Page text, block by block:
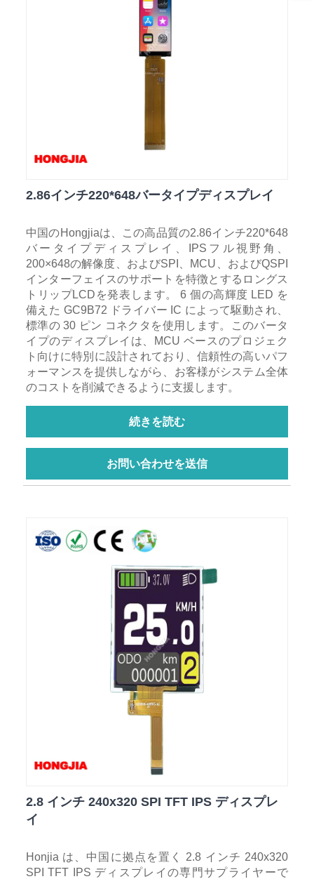
2.86インチ220*648バータイプディスプレイ
中国のHongjiaは、この高品質の2.86インチ220*648
バータイプディスプレイ、IPSフル視野角、
200×648の解像度、およびSPI、MCU、およびQSPI
インターフェイスのサポートを特徴とするロングス
トリップLCDを発表します。 6 個の高輝度 LED を
備えた GC9B72 ドライバー IC によって駆動され、
標準の 30 ピン コネクタを使用します。このバータ
イプのディスプレイは、MCU ベースのプロジェク
ト向けに特別に設計されており、信頼性の高いパフ
ォーマンスを提供しながら、お客様がシステム全体
のコストを削減できるように支援します。
続きを読む
お問い合わせを送信
2.8 インチ 240x320 SPI TFT IPS ディスプレ
イ
Honjia は、中国に拠点を置く 2.8 インチ 240x320
SPI TFT IPS ディスプレイの専門サプライヤーで